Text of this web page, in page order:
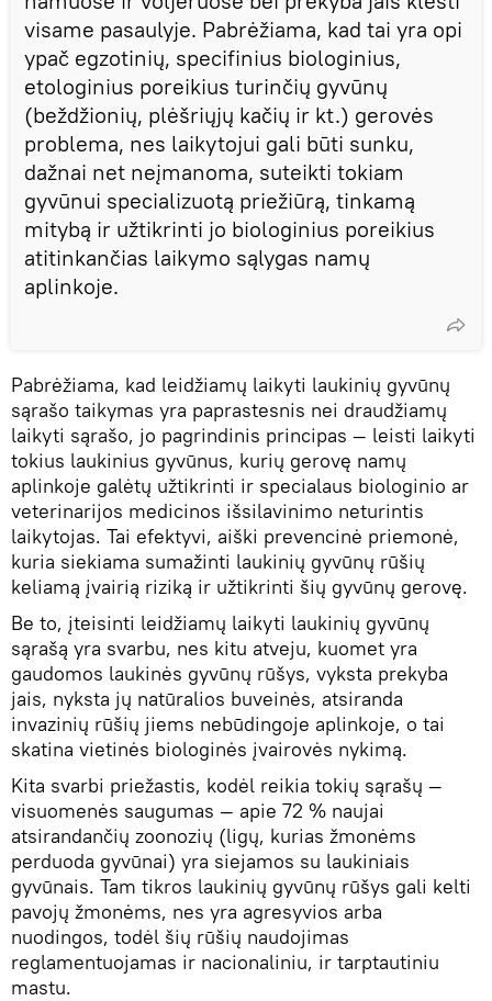
visame pasaulyje. Pabrėžiama, kad tai yra opi
ypač egzotinių, specifinius biologinius,
etologinius poreikius turinčių gyvūnų
(beždžionių, plėšriųjų kačių ir kt.) gerovės
problema, nes laikytojui gali būti sunku,
dažnai net neįmanoma, suteikti tokiam
gyvūnui specializuotą priežiūrą, tinkamą
mitybą ir užtikrinti jo biologinius poreikius
atitinkančias laikymo sąlygas namų
aplinkoje.
Pabrėžiama, kad leidžiamų laikyti laukinių gyvūnų
sąrašo taikymas yra paprastesnis nei draudžiamų
laikyti sąrašo, jo pagrindinis principas — leisti laikyti
tokius laukinius gyvūnus, kurių gerovę namų
aplinkoje galėtų užtikrinti ir specialaus biologinio ar
veterinarijos medicinos išsilavinimo neturintis
laikytojas. Tai efektyvi, aiški prevencinė priemonė,
kuria siekiama sumažinti laukinių gyvūnų rūšių
keliamą įvairią riziką ir užtikrinti šių gyvūnų gerovę.
Be to, įteisinti leidžiamų laikyti laukinių gyvūnų
sąrašą yra svarbu, nes kitu atveju, kuomet yra
gaudomos laukinės gyvūnų rūšys, vyksta prekyba
jais, nyksta jų natūralios buveinės, atsiranda
invazinių rūšių jiems nebūdingoje aplinkoje, o tai
skatina vietinės biologinės įvairovės nykimą.
Kita svarbi priežastis, kodėl reikia tokių sąrašų —
visuomenės saugumas — apie 72 % naujai
atsirandančių zoonozių (ligų, kurias žmonėms
perduoda gyvūnai) yra siejamos su laukiniais
gyvūnais. Tam tikros laukinių gyvūnų rūšys gali kelti
pavojų žmonėms, nes yra agresyvios arba
nuodingos, todėl šių rūšių naudojimas
reglamentuojamas ir nacionaliniu, ir tarptautiniu
mastu.